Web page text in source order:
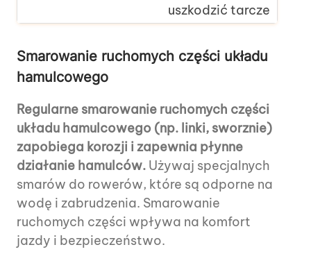
uszkodzić tarcze
Smarowanie ruchomych części układu
hamulcowego
Regularne smarowanie ruchomych części
układu hamulcowego (np. linki, sworznie)
zapobiega korozji i zapewnia płynne
działanie hamulców. Używaj specjalnych
smarów do rowerów, które są odporne na
wodę i zabrudzenia. Smarowanie
ruchomych części wpływa na komfort
jazdy i bezpieczeństwo.